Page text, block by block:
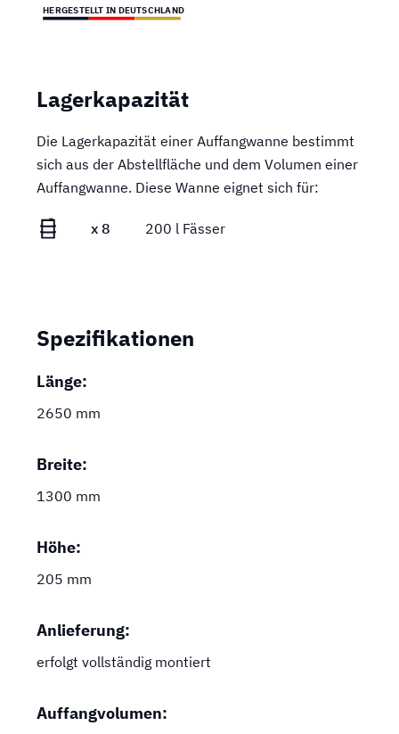
HERGESTELLT IN DEUTSCHLAND
Lagerkapazität
Die Lagerkapazität einer Auffangwanne bestimmt
sich aus der Abstellfläche und dem Volumen einer
Auffangwanne. Diese Wanne eignet sich für:
x 8 200 l Fässer
Spezifikationen
Länge:
2650 mm
Breite:
1300 mm
Höhe:
205 mm
Anlieferung:
erfolgt vollständig montiert
Auffangvolumen: